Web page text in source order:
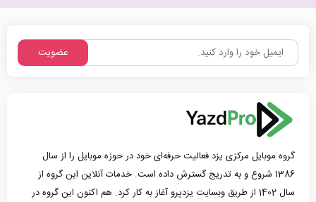
عضویت
گروه موبایل مرکزی یزد فعالیت حرفه‌ای خود در حوزه موبایل را از سال
1386 شروع و به تدریج گسترش داده است. خدمات آنلاین این گروه از
سال 1402 از طریق وبسایت یزدپرو آغاز به کار کرد. هم اکنون این گروه در